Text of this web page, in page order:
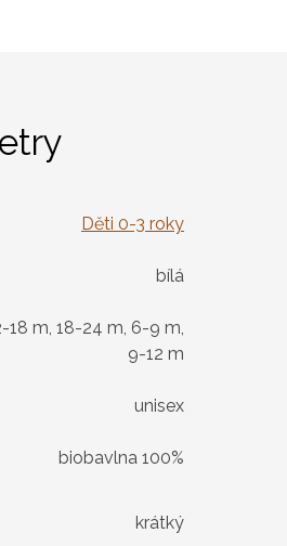
Děti 0-3 roky
bílá
18 m, 18-24 m, 6-9 m,
9-12 m
unisex
biobavlna 100%
krátký